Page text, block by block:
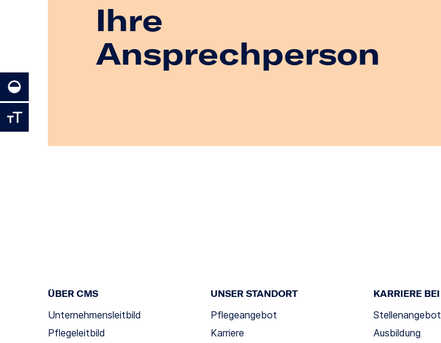
Ihre
Ansprechperson
ÜBER CMS
Unternehmensleitbild
Pflegeleitbild
UNSER STANDORT
Pflegeangebot
Karriere
KARRIERE
Ausbildung